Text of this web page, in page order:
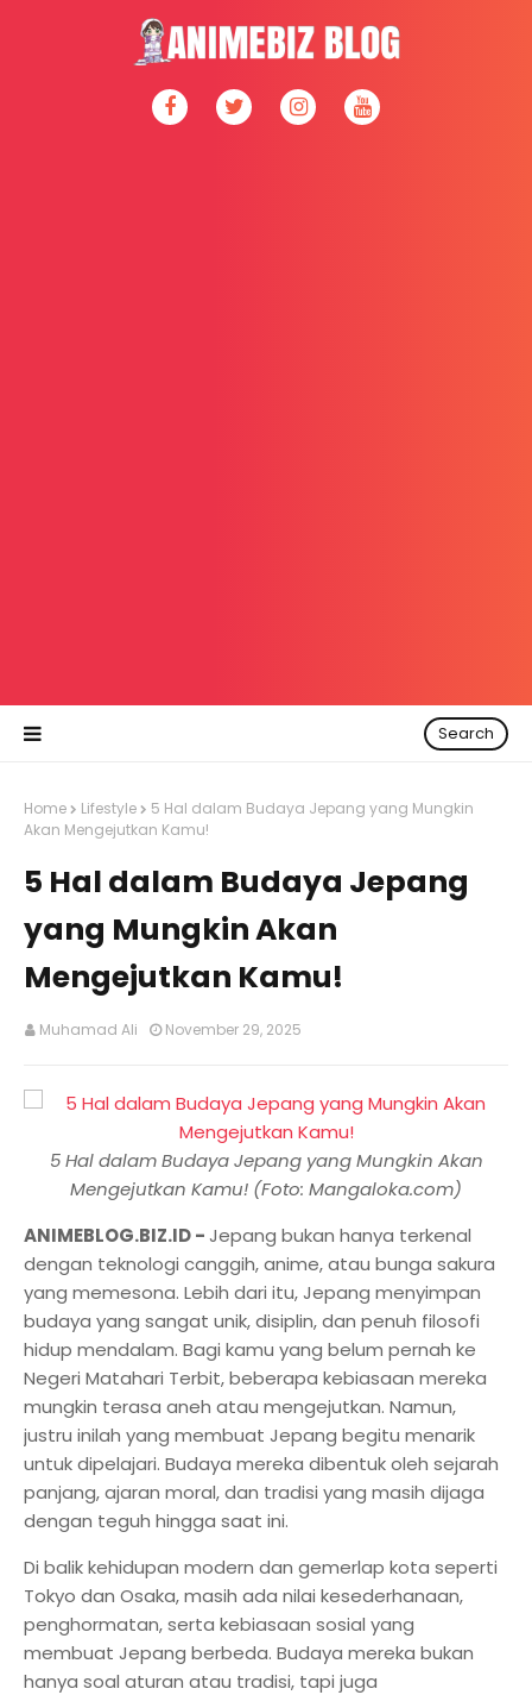
Search
Home Lifestyle
5 Hal dalam Budaya Jepang yang Mungkin
Akan Mengejutkan Kamu!
5 Hal dalam Budaya Jepang
yang Mungkin Akan
Mengejutkan Kamu!
Muhamad Ali November 29, 2025
5 Hal dalam Budaya Jepang yang Mungkin Akan
Mengejutkan Kamu! (Foto: Mangaloka.com)
ANIMEBLOG.BIZ.ID -Jepang bukan hanya terkenal
dengan teknologi canggih, anime, atau bunga sakura
yang memesona. Lebih dari itu, Jepang menyimpan
budaya yang sangat unik, disiplin, dan penuh filosofi
hidup mendalam. Bagi kamu yang belum pernah ke
Negeri Matahari Terbit, beberapa kebiasaan mereka
mungkin terasa aneh atau mengejutkan. Namun,
justru inilah yang membuat Jepang begitu menarik
untuk dipelajari. Budaya mereka dibentuk oleh sejarah
panjang, ajaran moral, dan tradisi yang masih dijaga
dengan teguh hingga saat ini.
Di balik kehidupan modern dan gemerlap kota seperti
Tokyo dan Osaka, masih ada nilai kesederhanaan,
penghormatan, serta kebiasaan sosial yang
membuat Jepang berbeda. Budaya mereka bukan
hanya soal aturan atau tradisi, tapi juga